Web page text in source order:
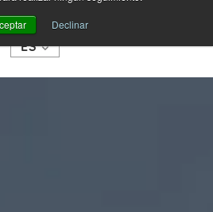
Declinar
ES